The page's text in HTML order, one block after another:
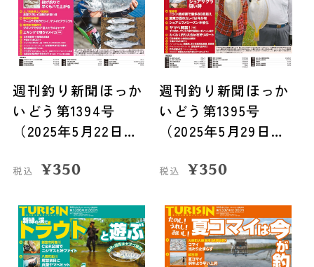
週刊釣り新聞ほっか
いどう第1394号
（2025年5月22日発
税込 ¥350
週刊釣り新聞ほっか
いどう第1395号
（2025年5月29日発
税込 ¥350